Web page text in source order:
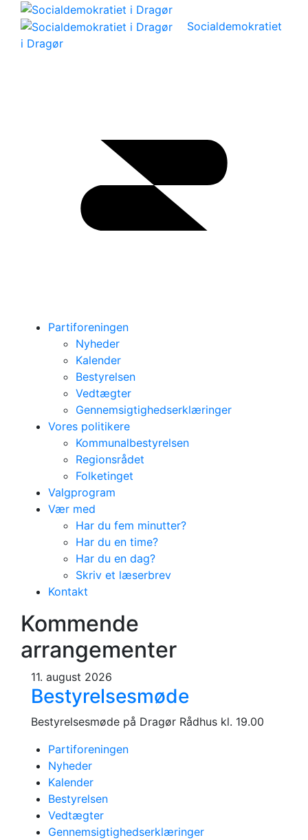
Socialdemokratiet
i Dragør
Partiforeningen
Nyheder
Kalender
Bestyrelsen
Vedtægter
Gennemsigtighedserklæringer
Vores politikere
Kommunalbestyrelsen
Regionsrådet
Folketinget
Valgprogram
Vær med
Har du fem minutter?
Har du en time?
Har du en dag?
Skriv et læserbrev
Kontakt
Kalender
Kommende
arrangementer
11. august 2026
Bestyrelsesmøde
Bestyrelsesmøde på Dragør Rådhus kl. 19.00
Partiforeningen
Nyheder
Kalender
Bestyrelsen
Vedtægter
Gennemsigtighedserklæringer